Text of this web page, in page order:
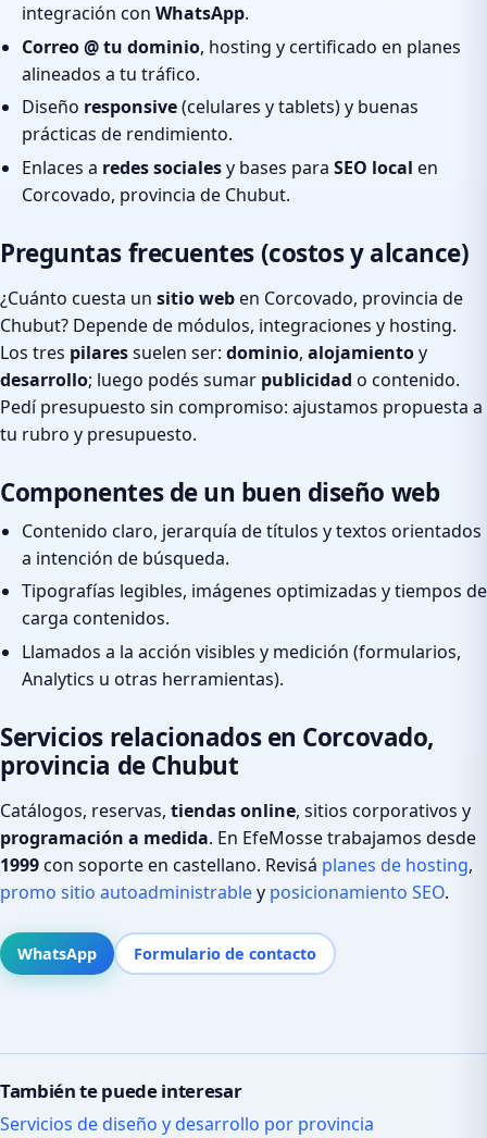
integración con WhatsApp.
Correo @ tu dominio, hosting y certificado en planes
alineados a tu tráfico.
Diseño responsive(celulares y tablets) y buenas
prácticas de rendimiento.
Enlaces a redes socialesy bases para SEO local en
Corcovado, provincia de Chubut.
Preguntas frecuentes (costos y alcance)
¿Cuánto cuesta un sitio weben Corcovado, provincia de
Chubut? Depende de módulos, integraciones y hosting.
Los tres pilaressuelen ser: dominio, alojamientoy
desarrollo; luego podés sumar publicidad o contenido.
Pedí presupuesto sin compromiso: ajustamos propuesta a
tu rubro y presupuesto.
Componentes de un buen diseño web
Contenido claro, jerarquía de títulos y textos orientados
a intención de búsqueda.
Tipografías legibles, imágenes optimizadas y tiempos de
carga contenidos.
Llamados a la acción visibles y medición (formularios,
Analytics u otras herramientas).
Servicios relacionados en Corcovado,
provincia de Chubut
Catálogos, reservas, tiendas online, sitios corporativos y
programación a medida. En EfeMosse trabajamos desde
1999con soporte en castellano. Revisá planes de hosting,
promo sitio autoadministrabley posicionamiento SEO.
WhatsApp Formulario de contacto
También te puede interesar
Servicios de diseño y desarrollo por provincia